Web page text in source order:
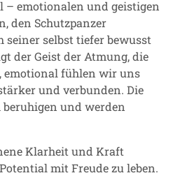
– emotionalen und geistigen
den Schutzpanzer
seiner selbst tiefer bewusst
der Geist der Atmung, die
emotional fühlen wir uns
und verbunden. Die
und werden
Klarheit und Kraft
mit Freude zu leben.